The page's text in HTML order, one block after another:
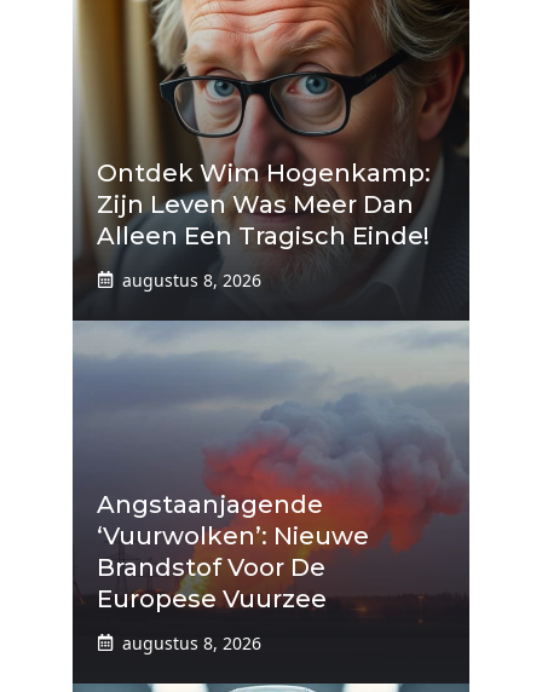
Ontdek Wim Hogenkamp:
Zijn Leven Was Meer Dan
Alleen Een Tragisch Einde!
augustus 8, 2026
Angstaanjagende
‘vuurwolken’: Nieuwe
Brandstof Voor De
Europese Vuurzee
augustus 8, 2026